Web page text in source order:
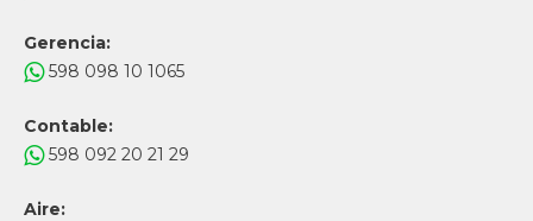
Gerencia:
598 098 10 1065
Contable:
598 092 20 21 29
Aire: